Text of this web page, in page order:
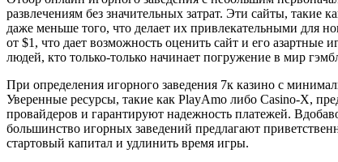
развлечениям без значительных затрат. Эти сайты, такие
даже меньше того, что делает их привлекательными для
от $1, что дает возможность оценить сайт и его азартные
людей, кто только-только начинает погружение в мир
При определения игорного заведения 7к казино с
Уверенные ресурсы, такие как PlayAmo либо Casino-X,
провайдеров и гарантируют надежность платежей.
большинство игорных заведений предлагают
стартовый капитал и удлинить время игры.